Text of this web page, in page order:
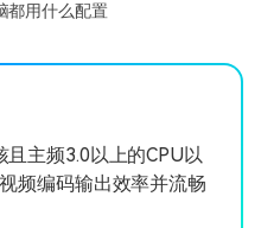
都用什么配置
主频3.0以上的CPU以
频编码输出效率并流畅